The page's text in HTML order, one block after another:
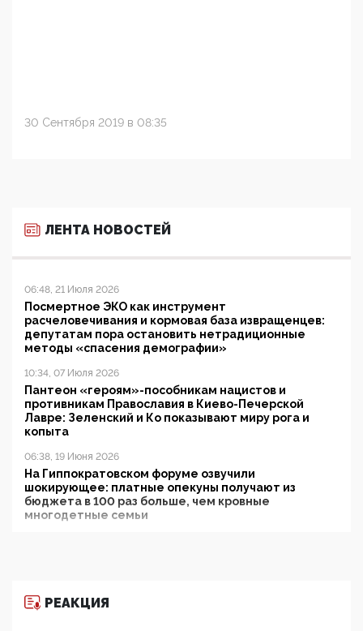
30 Сентября 2019 в 08:35
ЛЕНТА НОВОСТЕЙ
06:48, 21 Июля 2026
Посмертное ЭКО как инструмент
расчеловечивания и кормовая база извращенцев:
депутатам пора остановить нетрадиционные
методы «спасения демографии»
10:34, 07 Июля 2026
Пантеон «героям»-пособникам нацистов и
противникам Православия в Киево-Печерской
Лавре: Зеленский и Ко показывают миру рога и
копыта
06:38, 19 Июня 2026
На Гиппократовском форуме озвучили
шокирующее: платные опекуны получают из
бюджета в 100 раз больше, чем кровные
многодетные семьи
11:53, 09 Июня 2026
РЕАКЦИЯ